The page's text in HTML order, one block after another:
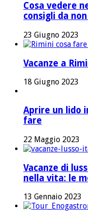
Cosa vedere
consigli da
23 Giugno 2023
Vacanze a
18 Giugno 2023
Aprire un lido
fare
22 Maggio 2023
Vacanze di
nella vita: le
13 Gennaio 2023